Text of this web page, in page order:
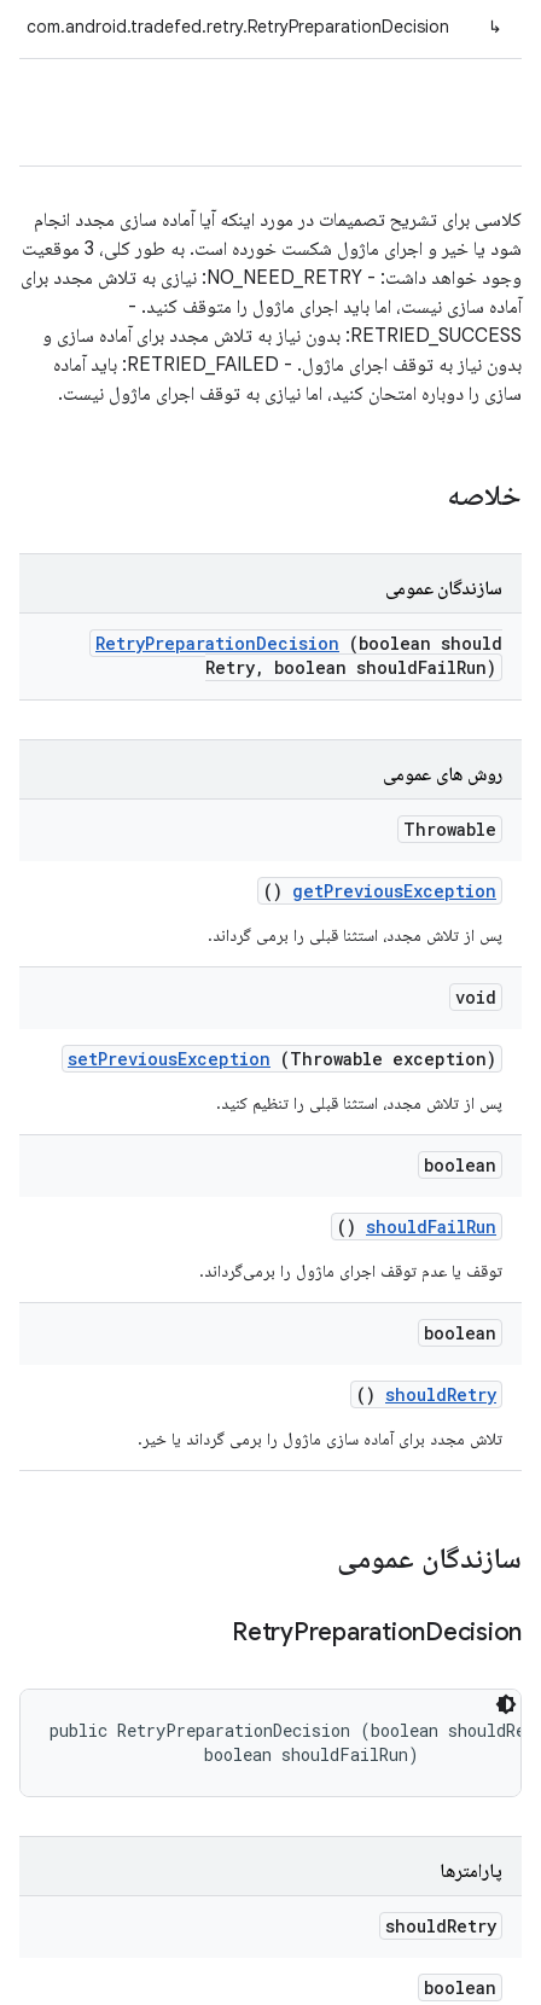
↳
com.android.tradefed.retry.RetryPreparationDecision
کلاسی برای تشریح تصمیمات در مورد اینکه آیا آماده سازی مجدد انجام
شود یا خیر و اجرای ماژول شکست خورده است. به طور کلی، 3 موقعیت
وجود خواهد داشت: - NO_NEED_RETRY: نیازی به تلاش مجدد برای
آماده سازی نیست، اما باید اجرای ماژول را متوقف کنید. -
RETRIED_SUCCESS: بدون نیاز به تلاش مجدد برای آماده سازی و
بدون نیاز به توقف اجرای ماژول. - RETRIED_FAILED: باید آماده
سازی را دوباره امتحان کنید، اما نیازی به توقف اجرای ماژول نیست.
خلاصه
سازندگان عمومی
RetryPreparationDecision (boolean should
Retry, boolean shouldFailRun)
روش های عمومی
Throwable
getPreviousException
()
پس از تلاش مجدد، استثنا قبلی را برمی گرداند.
void
setPreviousException (Throwable exception)
پس از تلاش مجدد، استثنا قبلی را تنظیم کنید.
boolean
shouldFailRun
()
توقف یا عدم توقف اجرای ماژول را برمی‌گرداند.
boolean
shouldRetry
()
تلاش مجدد برای آماده سازی ماژول را برمی گرداند یا خیر.
سازندگان عمومی
RetryPreparationDecision
public RetryPreparationDecision (boolean
                boolean shouldFailRun)
پارامترها
shouldRetry
boolean